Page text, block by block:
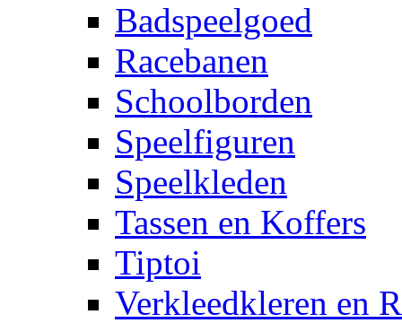
Badspeelgoed
Racebanen
Schoolborden
Speelfiguren
Speelkleden
Tassen en Koffers
Tiptoi
Verkleedkleren en